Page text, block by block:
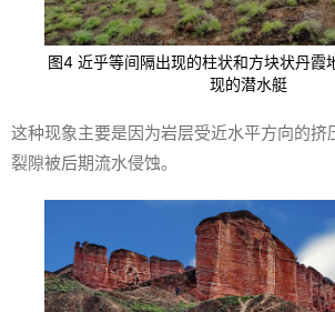
图4 近乎等间隔出现的柱状和方块状丹霞
现的潜水艇
这种现象主要是因为岩层受近水平方向的挤
裂隙被后期流水侵蚀。